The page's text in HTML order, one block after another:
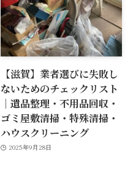
【滋賀】業者選びに失敗し
ないためのチェックリスト
｜遺品整理・不用品回収・
ゴミ屋敷清掃・特殊清掃・
ハウスクリーニング
2025年9月28日